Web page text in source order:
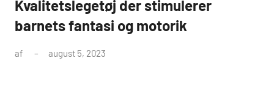
Kvalitetslegetøj der stimulerer
barnets fantasi og motorik
af august 5, 2023